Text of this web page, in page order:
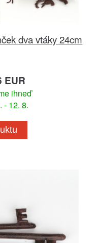
dva vtáky 24cm
EUR
ihneď
- 12. 8.